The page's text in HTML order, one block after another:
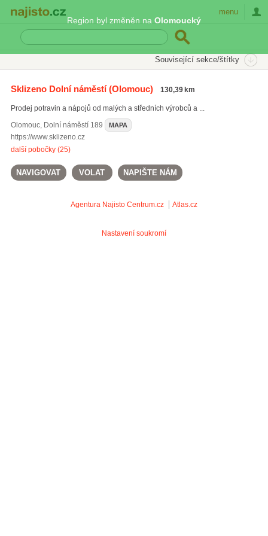
Region byl změněn na Olomoucký
menu
Související sekce/štítky
mléko z farmy(51)
bio vejce(26)
Sklizeno Dolní náměstí(Olomouc) 130,39 km
Prodej potravin a nápojů od malých a středních výrobců a ...
Olomouc, Dolní náměstí 189 MAPA
https://www.sklizeno.cz
další pobočky (25)
NAVIGOVAT VOLAT NAPIŠTE NÁM
Agentura Najisto Centrum.cz Atlas.cz
Nastavení soukromí